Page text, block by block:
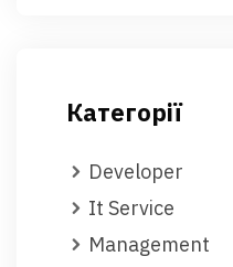
Категорії
Developer
It Service
Management